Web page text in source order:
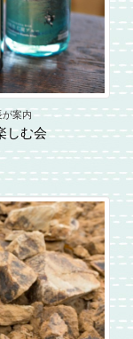
が案内
しむ会